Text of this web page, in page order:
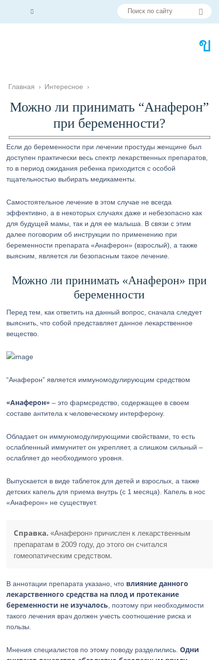
Главная › Интересное ›
Можно ли принимать “Анаферон”
при беременности?
Если до беременности при лечении простуды женщине был
доступен практически весь спектр лекарственных препаратов,
то в период ожидания ребенка приходится с особой
тщательностью выбирать медикаменты.
Самостоятельное лечение в этом случае не всегда
эффективно, а в некоторых случаях даже и небезопасно как
для будущей мамы, так и для ее малыша. В связи с этим
далее поговорим об инструкции по применению при
беременности препарата «Анаферон» (взрослый), а также
выясним, является ли безопасным такое лечение.
Можно ли принимать «Анаферон» при
беременности
Перед тем, как ответить на данный вопрос, сначала следует
выяснить, что собой представляет данное лекарственное
вещество.
“Анаферон” является иммуномодулирующим средством
«Анаферон» – это фармсредство, содержащее в своем
составе антитела к человеческому интерферону.
Обладает он иммуномодулирующими свойствами, то есть
ослабленный иммунитет он укрепляет, а слишком сильный –
ослабляет до необходимого уровня.
Выпускается в виде таблеток для детей и взрослых, а также
детских капель для приема внутрь (с 1 месяца). Капель в нос
«Анаферон» не существует.
Справка. «Анаферон» причислен к лекарственным
препаратам в 2009 году, до этого он считался
гомеопатическим средством.
В аннотации препарата указано, что влияние данного
лекарственного средства на плод и протекание
беременности не изучалось , поэтому при необходимости
такого лечения врач должен учесть соотношение риска и
пользы.
Мнения специалистов по этому поводу разделились.Одни